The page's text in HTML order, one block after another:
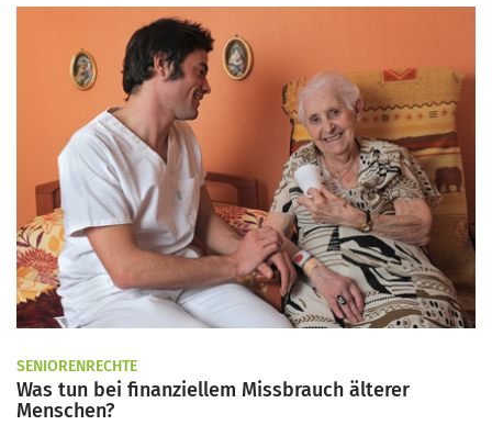
SENIORENRECHTE
Was tun bei finanziellem Missbrauch älterer
Menschen?